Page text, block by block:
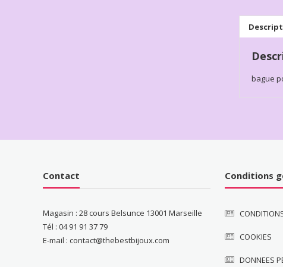
bague
Contact
Magasin : 28 cours Belsunce 13001 Marseille
Tél : 04 91 91 37 79
E-mail : contact@thebestbijoux.com
Conditions
COOKIES
DONNEES